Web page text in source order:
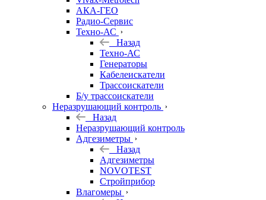
АКА-ГЕО
Радио-Сервис
Техно-АС
Назад
Техно-АС
Генераторы
Кабелеискатели
Трассоискатели
Б/у трассоискатели
Неразрушающий контроль
Назад
Неразрушающий контроль
Адгезиметры
Назад
Адгезиметры
NOVOTEST
Стройприбор
Влагомеры